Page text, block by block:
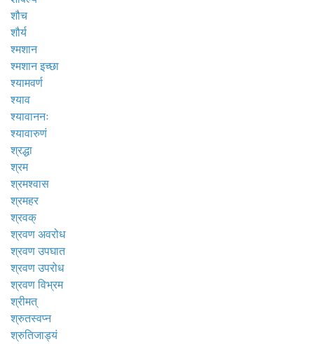
शौच
शौर्य
श्मशान
श्मशान इच्छा
श्यामवर्ण
श्याव
श्यावाननः
श्यावारुणं
श्रद्धा
श्रम
श्रमश्वास
श्रमहर
श्रवक्
श्रवण अवरोध
श्रवण उपघात
श्रवण उपरोध
श्रवण विभ्रम
श्रीमत्
श्रुतस्वप्न
श्रुतिजाड्यं